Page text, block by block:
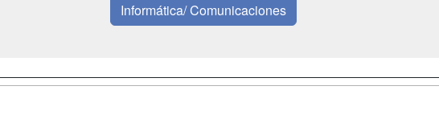
Informática/ Comunicaciones